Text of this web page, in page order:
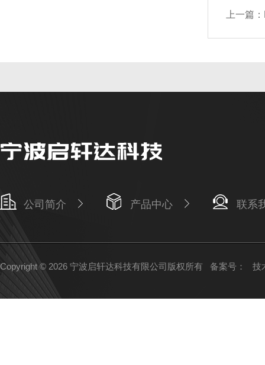
上一篇：
公司简介 产品中心 联系
Copyright © 2026 宁波启轩达科技有限公司版权所有 备案号： 技